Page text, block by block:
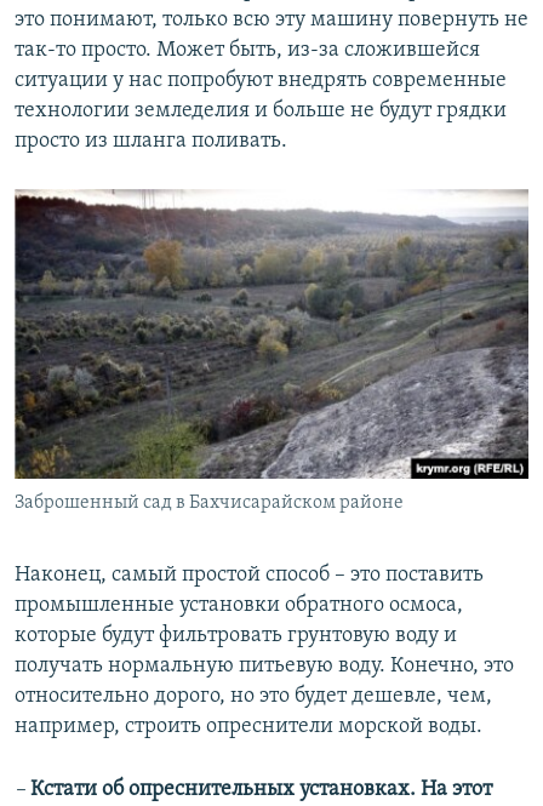
это понимают, только всю эту машину повернуть не
так-то просто. Может быть, из-за сложившейся
ситуации у нас попробуют внедрять современные
технологии земледелия и больше не будут грядки
просто из шланга поливать.
Заброшенный сад в Бахчисарайском районе
Наконец, самый простой способ – это поставить
промышленные установки обратного осмоса,
которые будут фильтровать грунтовую воду и
получать нормальную питьевую воду. Конечно, это
относительно дорого, но это будет дешевле, чем,
например, строить опреснители морской воды.
– Кстати об опреснительных установках. На этот